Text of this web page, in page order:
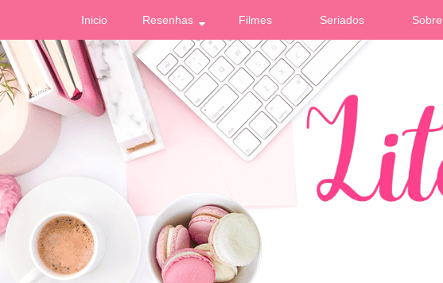
Inicio Resenhas Filmes Seriados Sobre